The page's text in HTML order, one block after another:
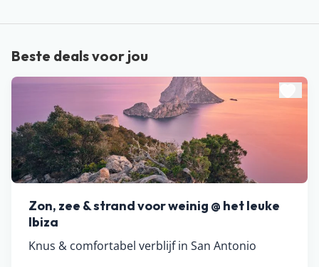
Beste deals voor jou
Zon, zee & strand voor weinig @ het leuke
Ibiza
Knus & comfortabel verblijf in San Antonio